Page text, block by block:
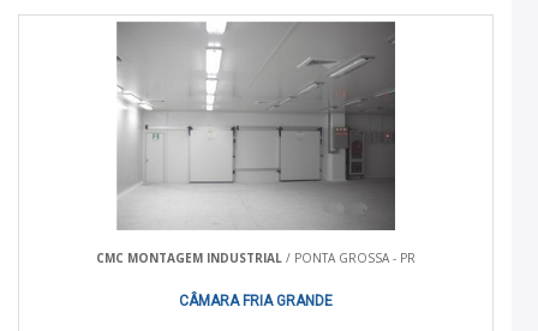
proteção e necessitar de substituições frequentes.
INDICADO PARA QUEM?
O isolamento térmico é recomendado para motoristas que
passam longos períodos em trânsito, entregadores que
circulam pelo RJ e qualquer pessoa que deseje aumentar o
conforto do seu veículo.
COMO USAR
profissionais para garantir máxima eficácia. A
CMC MONTAGEM INDUSTRIAL/ PONTA GROSSA - PR
CÂMARA FRIA GRANDE